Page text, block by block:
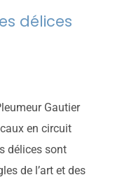
délices
Gautier
en circuit
délices sont
de l’art et des